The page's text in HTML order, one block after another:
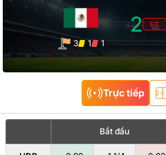
3 1 1
2 FT
Trực tiếp
Bắt đầu